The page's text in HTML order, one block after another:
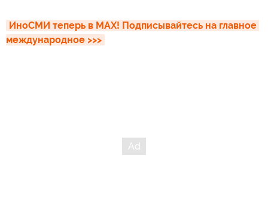
ИноСМИ теперь в MAX! Подписывайтесь на главное
международное >>>